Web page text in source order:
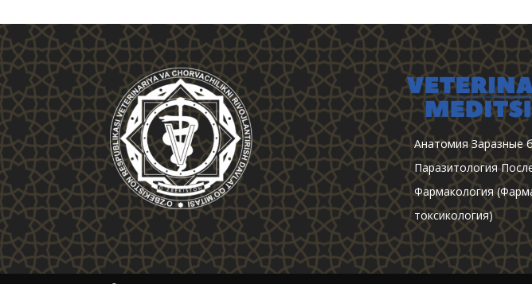
Анатомия Заразные
Паразитология
Фармакология
токсикология)